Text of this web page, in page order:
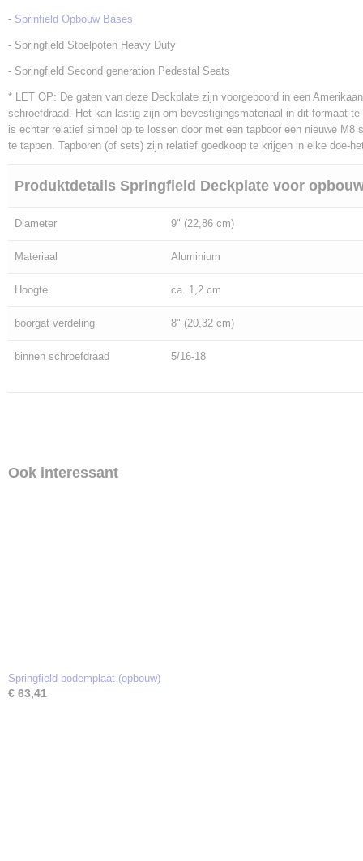
- Sprinfield Opbouw Bases
- Springfield Stoelpoten Heavy Duty
- Springfield Second generation Pedestal Seats
* LET OP: De gaten van deze Deckplate zijn voorgeboord in een
schroefdraad. Het kan lastig zijn om bevestigingsmateriaal in dit formaat te
is echter relatief simpel op te lossen door met een tapboor een nieuwe M8
te tappen. Tapboren (of sets) zijn relatief goedkoop te krijgen in elke doe-
Produktdetails Springfield Deckplate voor
Diameter 9" (22,86 cm)
Materiaal Aluminium
Hoogte ca. 1,2 cm
boorgat verdeling 8" (20,32 cm)
binnen schroefdraad 5/16-18
Ook interessant
Springfield bodemplaat (opbouw)
€ 63,41